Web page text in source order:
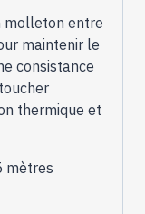
molleton entre
maintenir le
consistance
thermique et
mètres